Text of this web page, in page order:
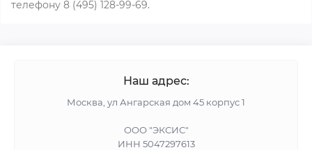
телефону 8 (495) 128-99-69.
Наш адрес:
Москва, ул Ангарская дом 45 корпус 1
ООО "ЭКСИС"
ИНН 5047297613